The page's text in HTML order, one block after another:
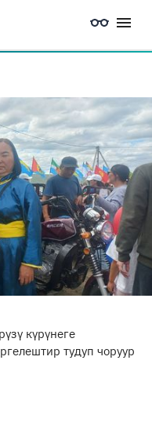
күрүнеге
тудуп чоруур